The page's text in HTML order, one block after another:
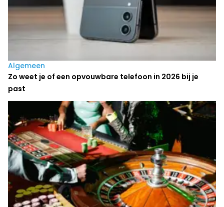
Algemeen
Zo weet je of een opvouwbare telefoon in 2026 bij je
past